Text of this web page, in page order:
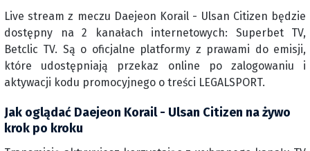
Live stream z meczu Daejeon Korail - Ulsan Citizen będzie
dostępny na 2 kanałach internetowych: Superbet TV,
Betclic TV. Są o oficjalne platformy z prawami do emisji,
które udostępniają przekaz online po zalogowaniu i
aktywacji kodu promocyjnego o treści LEGALSPORT.
Jak oglądać Daejeon Korail - Ulsan Citizen na żywo
krok po kroku